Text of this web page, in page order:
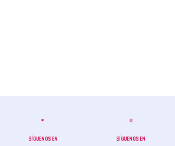
SÍGUENOS EN SÍGUENOS EN